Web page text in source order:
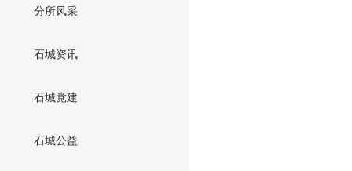
分所风采
石城资讯
石城党建
石城公益